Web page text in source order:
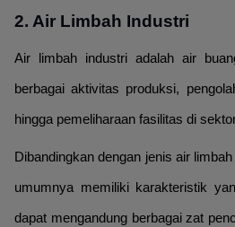
2. Air Limbah Industri
Air limbah industri adalah air
berbagai aktivitas produksi,
hingga pemeliharaan fasilitas di
Dibandingkan dengan jenis air
umumnya memiliki karakteristik
dapat mengandung berbagai zat